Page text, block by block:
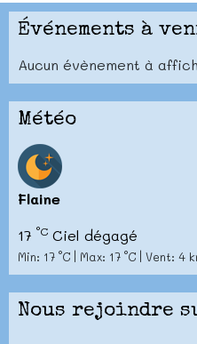
Événements à
Aucun évènement à
Météo
Flaine
17 °C Ciel dégagé
Min: 17 °C | Max: 17 °C | Vent: 4
Nous rejoindre